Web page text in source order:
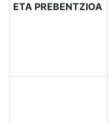
ETA PREBENTZIOA